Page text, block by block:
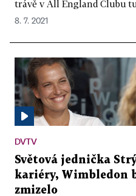
trávě v All England Clubu
8. 7. 2021
DVTV
Světová jednička
kariéry, Wimbledon
zmizelo